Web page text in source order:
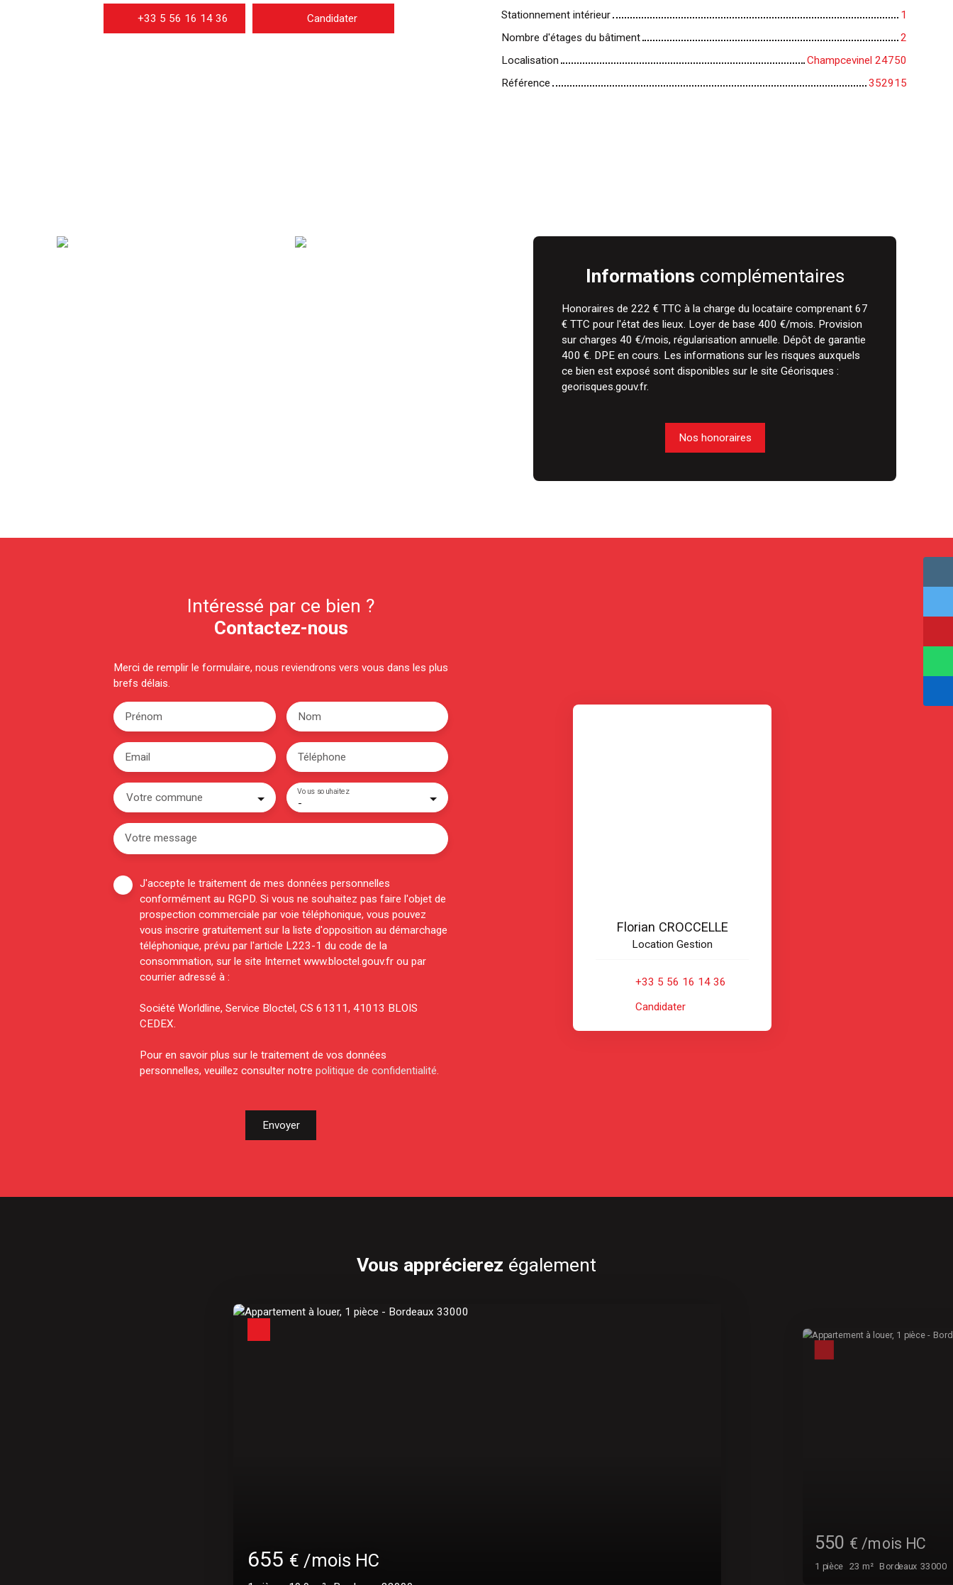
+33 5 56 16 14 36 Candidater
Stationnement intérieur
1
Nombre d'étages du bâtiment
2
Localisation
Champcevinel 24750
Référence
352915
Informations complémentaires
Honoraires de 222 € TTC à la charge du locataire comprenant 67
€ TTC pour l'état des lieux. Loyer de base 400 €/mois. Provision
sur charges 40 €/mois, régularisation annuelle. Dépôt de garantie
400 €. DPE en cours. Les informations sur les risques auxquels
ce bien est exposé sont disponibles sur le site Géorisques :
georisques.gouv.fr.
Nos honoraires
Intéressé par ce bien ?
Contactez-nous
Merci de remplir le formulaire, nous reviendrons vers vous dans les plus
brefs délais.
Prénom Nom
Email Téléphone
Votre commune -
Vous souhaitez
Votre message
J'accepte le traitement de mes données personnelles
conformément au RGPD. Si vous ne souhaitez pas faire l'objet de
prospection commerciale par voie téléphonique, vous pouvez
vous inscrire gratuitement sur la liste d'opposition au démarchage
téléphonique, prévu par l'article L223-1 du code de la
consommation, sur le site Internet www.bloctel.gouv.fr ou par
courrier adressé à :
Société Worldline, Service Bloctel, CS 61311, 41013 BLOIS
CEDEX.
Pour en savoir plus sur le traitement de vos données
personnelles, veuillez consulter notre politique de confidentialité.
Envoyer
Florian CROCCELLE
Location Gestion
+33 5 56 16 14 36
Candidater
Vous apprécierez également
550€ /mois HC
560 € /mois CC
1pièce 20m² Bordeaux